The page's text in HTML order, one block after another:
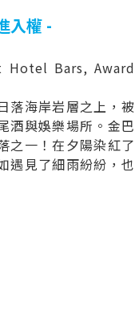
入權 -
Hotel Bars, Award
落海岸岩層之上，被
酒與娛樂場所。金巴
之一！在夕陽染紅了
遇見了細雨紛紛，也